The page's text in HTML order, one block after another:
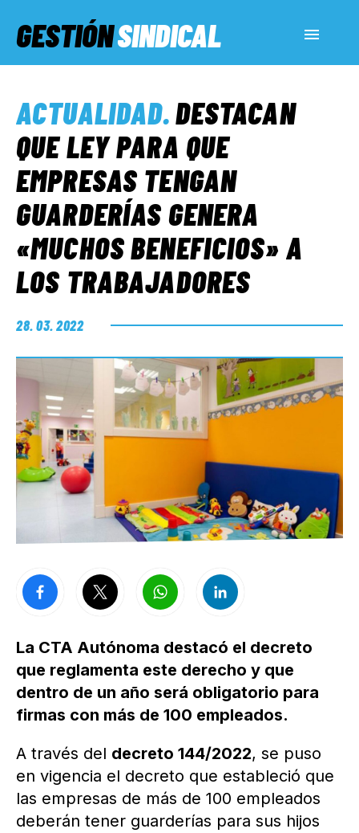
GESTIÓNSINDICAL
SERVICIOS SOCIALES
INFORMES ESPECIALES
FUERA DE MEGÁFONO
ACTUALIDAD.DESTACAN
QUE LEY PARA QUE
EMPRESAS TENGAN
GUARDERÍAS GENERA
«MUCHOS BENEFICIOS» A
LOS TRABAJADORES
28. 03. 2022
La CTA Autónoma destacó el decreto
que reglamenta este derecho y que
dentro de un año será obligatorio para
firmas con más de 100 empleados.
A través del decreto 144/2022, se puso
en vigencia el decreto que estableció que
las empresas de más de 100 empleados
deberán tener guarderías para sus hijos